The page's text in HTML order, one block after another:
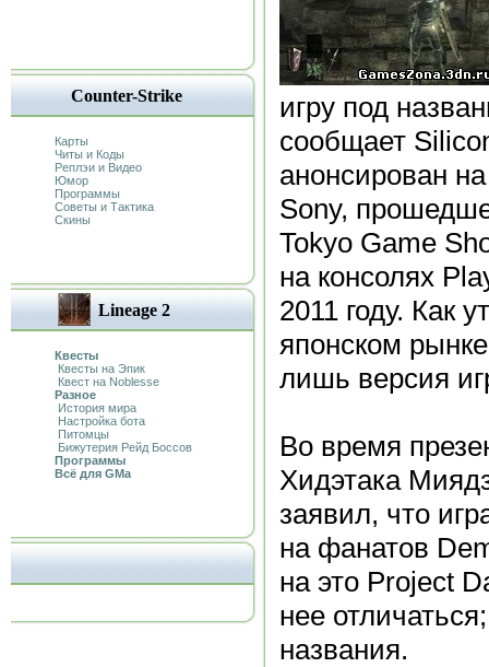
Counter-Strike
Карты
Читы и Коды
Реплэи и Видео
Юмор
Программы
Советы и Тактика
Скины
Lineage 2
Квесты
Квесты на Эпик
Квест на Noblesse
Разное
История мира
Настройка бота
Питомцы
Бижутерия Рейд Боссов
Программы
Всё для GMa
игру под
сообщает
анонсирован
Sony,
Tokyo Game
на консолях
2011 году. Как
японском
лишь версия
Во время
Хидэтака
заявил, что
на фанатов
на это Project
нее
названия.